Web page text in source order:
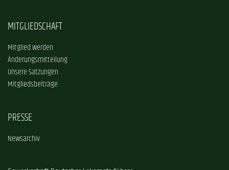
MITGLIEDSCHAFT
Mitglied werden
Änderungsmitteilung
Unsere Satzungen
Mitgliedsbeiträge
PRESSE
Newsarchiv